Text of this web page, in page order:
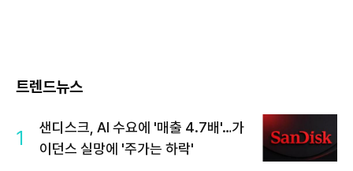
트렌드뉴스
1
샌디스크, AI 수요에 '매출 4.7배'…가
이던스 실망에 '주가는 하락'